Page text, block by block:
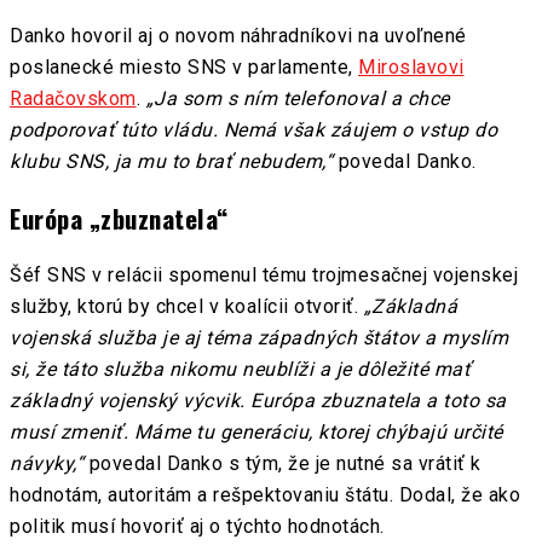
Danko hovoril aj o novom náhradníkovi na uvoľnené
poslanecké miesto SNS v parlamente, Miroslavovi
Radačovskom. „Ja som s ním telefonoval a chce
podporovať túto vládu. Nemá však záujem o vstup do
klubu SNS, ja mu to brať nebudem,“povedal Danko.
Európa „zbuznatela“
Šéf SNS v relácii spomenul tému trojmesačnej vojenskej
služby, ktorú by chcel v koalícii otvoriť. „Základná
vojenská služba je aj téma západných štátov a myslím
si, že táto služba nikomu neublíži a je dôležité mať
základný vojenský výcvik. Európa zbuznatela a toto sa
musí zmeniť. Máme tu generáciu, ktorej chýbajú určité
návyky,“povedal Danko s tým, že je nutné sa vrátiť k
hodnotám, autoritám a rešpektovaniu štátu. Dodal, že ako
politik musí hovoriť aj o týchto hodnotách.